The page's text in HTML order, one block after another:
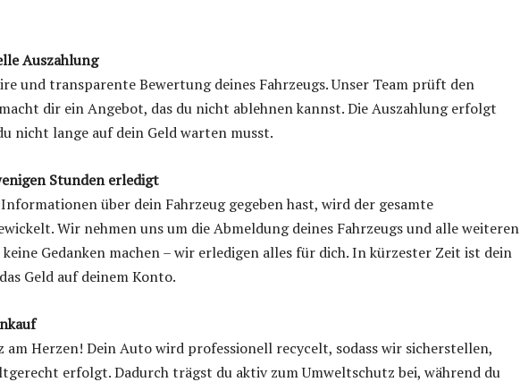
Auszahlung
und transparente Bewertung deines Fahrzeugs. Unser Team prüft den
dir ein Angebot, das du nicht ablehnen kannst. Die Auszahlung erfolgt
nicht lange auf dein Geld warten musst.
Stunden erledigt
über dein Fahrzeug gegeben hast, wird der gesamte
Wir nehmen uns um die Abmeldung deines Fahrzeugs und alle weiteren
Gedanken machen – wir erledigen alles für dich. In kürzester Zeit ist dein
Geld auf deinem Konto.
am Herzen! Dein Auto wird professionell recycelt, sodass wir sicherstellen,
erfolgt. Dadurch trägst du aktiv zum Umweltschutz bei, während du